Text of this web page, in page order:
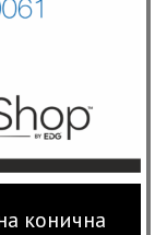
конична